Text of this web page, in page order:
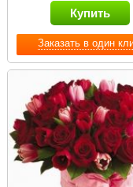
Заказать в один
Купить